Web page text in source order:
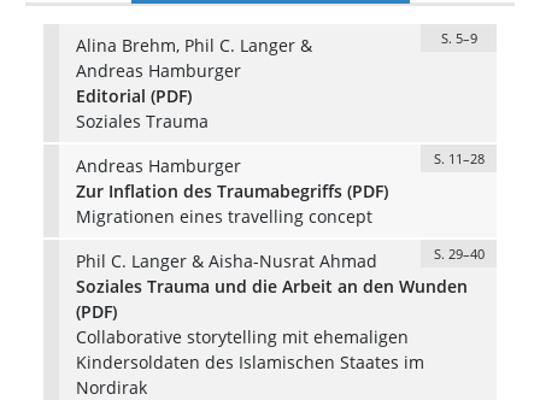
Alina Brehm, Phil C. Langer &
Andreas Hamburger
S. 5–9
Editorial (PDF)
Soziales Trauma
Andreas Hamburger
S. 11–28
Zur Inflation des Traumabegriffs (PDF)
Migrationen eines travelling concept
Phil C. Langer & Aisha-Nusrat Ahmad
S. 29–40
Soziales Trauma und die Arbeit an den Wunden
(PDF)
Collaborative storytelling mit ehemaligen
Kindersoldaten des Islamischen Staates im
Nordirak